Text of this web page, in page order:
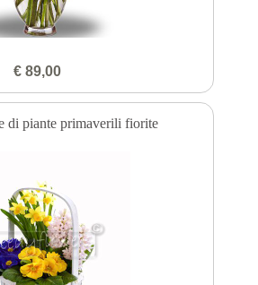
€ 89,00
di piante primaverili fiorite